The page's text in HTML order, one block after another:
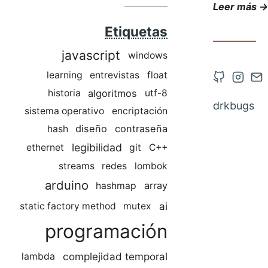
Etiquetas
javascript
windows
learning
entrevistas
float
historia
algoritmos
utf-8
sistema operativo
encriptación
hash
diseño contraseña
ethernet legibilidad git
C++
streams
redes lombok
arduino hashmap array
static factory method mutex ai
programación
lambda complejidad temporal
Leer más →
Abrir
de
Abrir
de
drkbugs